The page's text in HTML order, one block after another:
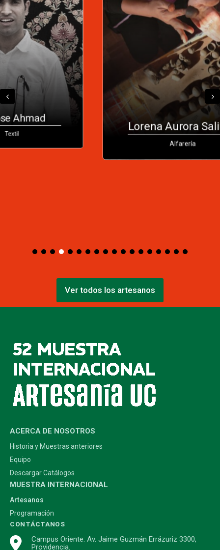
Lorena Aurora Salinas
Ver todos los artesanos
ACERCA DE NOSOTROS
Historia y Muestras anteriores
Equipo
Descargar Catálogos
MUESTRA INTERNACIONAL
Artesanos
Programación
CONTÁCTANOS
Campus Oriente: Av. Jaime Guzmán Errázuriz 3300,
Providencia.